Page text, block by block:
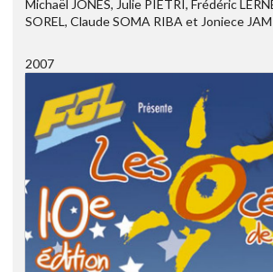
Michaël JONES, Julie PIETRI, Frédéric
SOREL, Claude SOMA RIBA et Joniece
2007